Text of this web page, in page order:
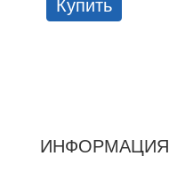
Купить
ИНФОРМАЦИЯ